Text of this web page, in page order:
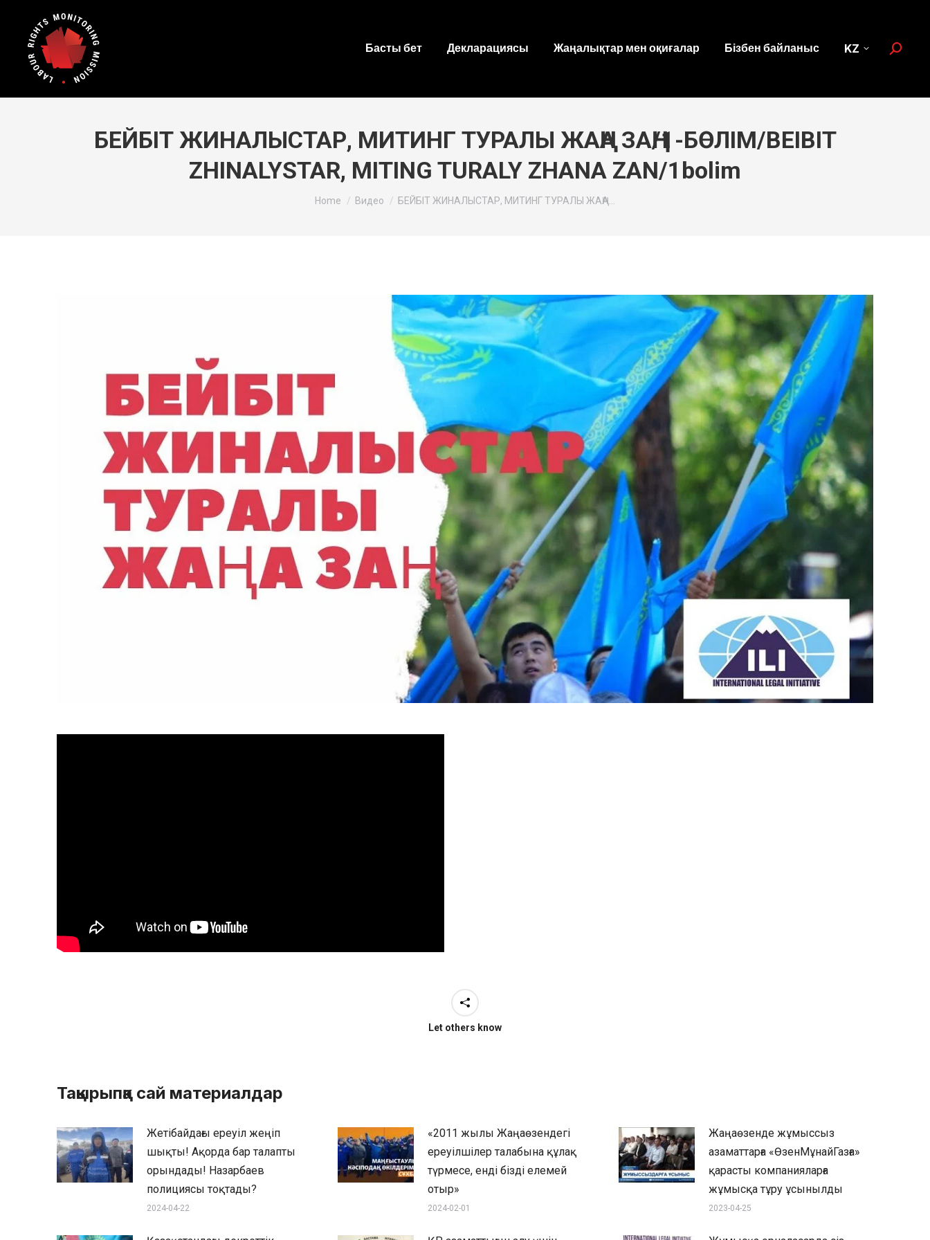
Басты бет Декларациясы Жаңалықтар мен оқиғалар Бізбен байланыс KZ Search:
БЕЙБІТ ЖИНАЛЫСТАР, МИТИНГ ТУРАЛЫ ЖАҢА ЗАҢ/1-БӨЛІМ/BEIBIT
ZHINALYSTAR, MITING TURALY ZHANA ZAN/1bolim
You are here:
Home Видео БЕЙБІТ ЖИНАЛЫСТАР, МИТИНГ ТУРАЛЫ ЖАҢА…
Let others know
Тақырыпқа сай материалдар
Жетібайдағы ереуіл жеңіп
шықты! Ақорда бар талапты
орындады! Назарбаев
полициясы тоқтады?
2024-04-22
«2011 жылы Жаңаөзендегі
ереуілшілер талабына құлақ
түрмесе, енді бізді елемей
отыр»
2024-02-01
Жаңаөзенде жұмыссыз
азаматтарға «ӨзенМұнайГазға»
қарасты компанияларға
жұмысқа тұру ұсынылды
2023-04-25